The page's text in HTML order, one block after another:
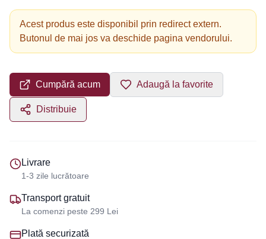
Acest produs este disponibil prin redirect extern.
Butonul de mai jos va deschide pagina vendorului.
Cumpără acum Adaugă la favorite
Distribuie
Livrare
1-3 zile lucrătoare
Transport gratuit
La comenzi peste 299 Lei
Plată securizată